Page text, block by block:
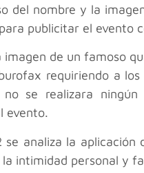
del nombre y la
publicitar el evento
de un famoso
requiriendo a
se realizara
evento.
analiza la
intimidad personal y